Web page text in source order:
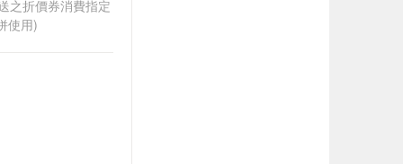
之折價券消費指定
使用)